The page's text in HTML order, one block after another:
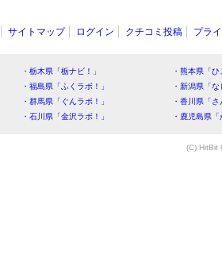
サイトマップ ログイン クチコミ投稿 プラ
・栃木県「栃ナビ！」
・熊本県「
・福島県「ふくラボ！」
・新潟県「
・群馬県「ぐんラボ！」
・香川県「
・石川県「金沢ラボ！」
・鹿児島県
(C) HitBit